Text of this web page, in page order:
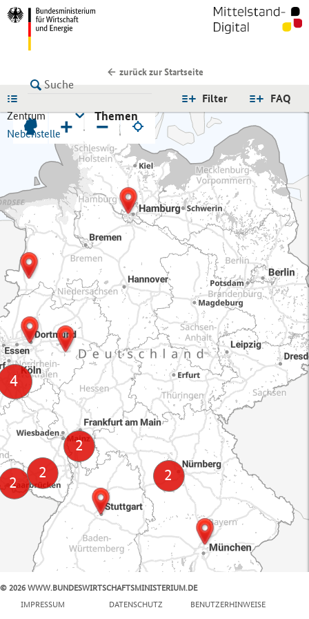
zurück zur Startseite
FAQ
Filter
Zentrum
Nebenstelle
Themen
+ −
© 2026 WWW.BUNDESWIRTSCHAFTSMINISTERIUM.DE
IMPRESSUM
DATENSCHUTZ BENUTZERHINWEISE